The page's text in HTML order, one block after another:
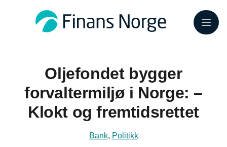
Meny
Oljefondet bygger
forvaltermiljø i Norge: –
Klokt og fremtidsrettet
Bank, Politikk